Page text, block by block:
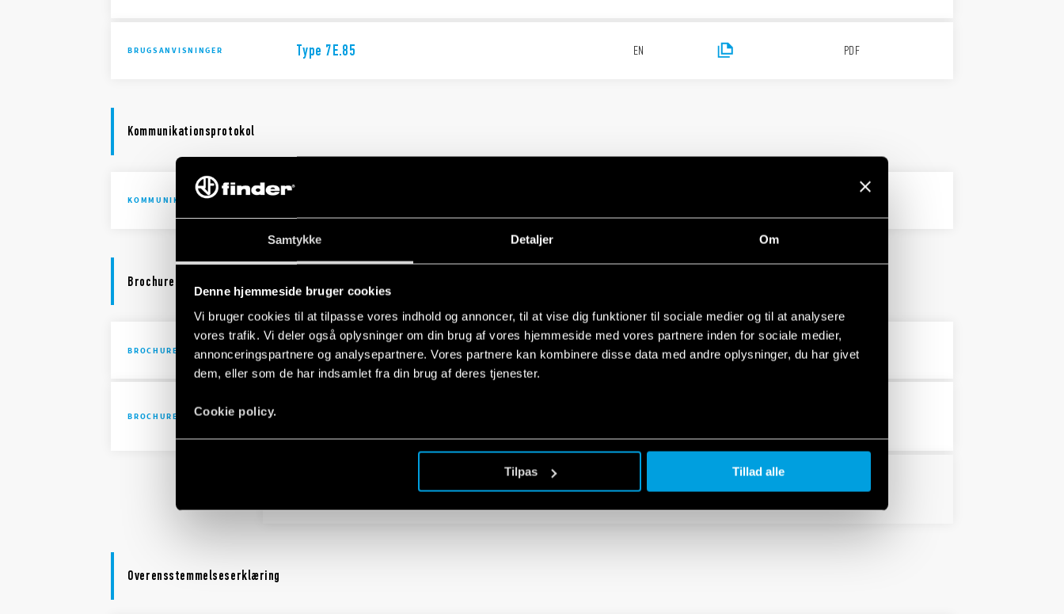
Samtykke Detaljer Om
Denne hjemmeside bruger cookies
Vi bruger cookies til at tilpasse vores indhold og annoncer, til at vise dig funktioner til sociale medier og til at analysere
vores trafik. Vi deler også oplysninger om din brug af vores hjemmeside med vores partnere inden for sociale medier,
annonceringspartnere og analysepartnere. Vores partnere kan kombinere disse data med andre oplysninger, du har givet
dem, eller som de har indsamlet fra din brug af deres tjenester.
Cookie policy.
Tilpas Tillad alle
BRUGSANVISNINGER Type 7E.85 EN PDF
Kommunikationsprotokol
KOMMUNIKATIONSPROTOKOL
Brochure
BROCHURE Brochure Industrial applications EN PDF
BROCHURE
Solutions for electrical panels and industrial EN PDF
Overensstemmelseserklæring